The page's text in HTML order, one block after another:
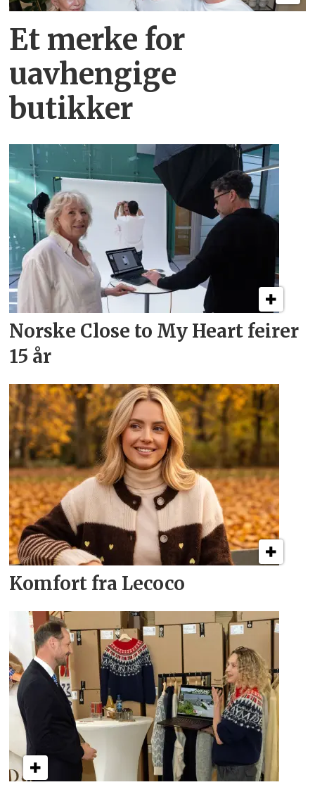
Et merke for
uavhengige
butikker
Norske Close to My Heart feirer
15 år
Komfort fra Lecoco